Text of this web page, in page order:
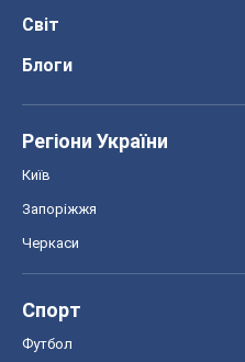
Світ
Блоги
Регіони України
Київ
Запоріжжя
Черкаси
Спорт
Футбол